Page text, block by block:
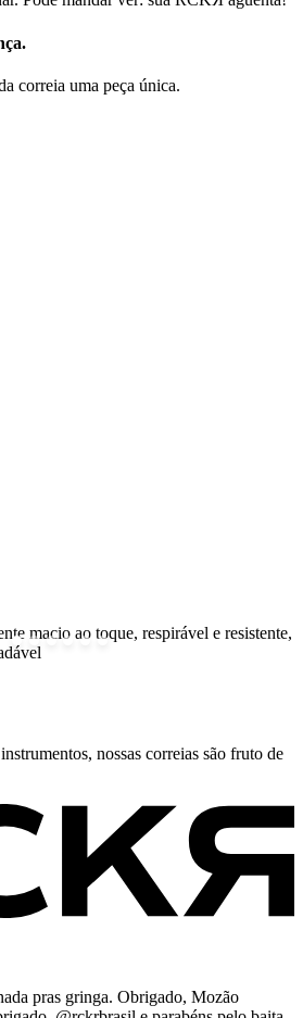
correia uma peça única.
macio ao toque, respirável e resistente,
nossas correias são fruto de
pras gringa. Obrigado, Mozão